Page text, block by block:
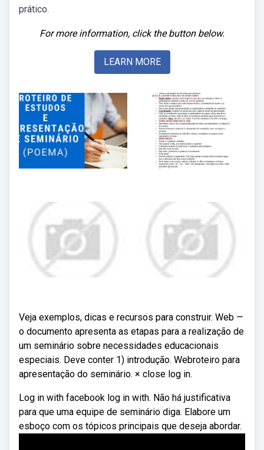
prático.
For more information, click the button below.
LEARN MORE
Veja exemplos, dicas e recursos para construir. Web —
o documento apresenta as etapas para a realização de
um seminário sobre necessidades educacionais
especiais. Deve conter 1) introdução. Webroteiro para
apresentação do seminário. × close log in.
Log in with facebook log in with. Não há justificativa
para que uma equipe de seminário diga. Elabore um
esboço com os tópicos principais que deseja abordar.